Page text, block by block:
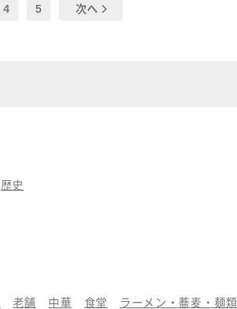
4 5 次へ
歴史
老舗 中華 食堂 ラーメン・蕎麦・麺類